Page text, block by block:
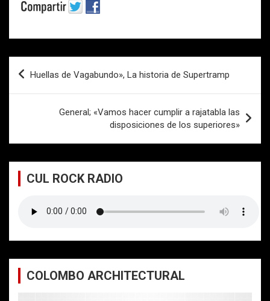
Navegación
de
Huellas de Vagabundo», La historia de Supertramp
General; «Vamos hacer cumplir a rajatabla las
disposiciones de los superiores»
CUL ROCK RADIO
COLOMBO ARCHITECTURAL